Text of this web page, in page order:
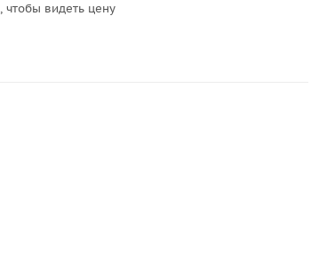
, чтобы видеть цену